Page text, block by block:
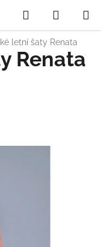
Hledat
KOŠÍK
letní šaty Renata
Renata